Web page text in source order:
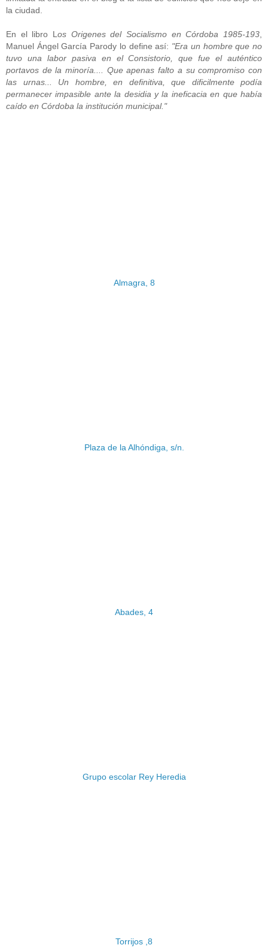
la ciudad.
En el libro L os Origenes del Socialismo en Córdoba 1985-193
Manuel Ángel García Parody lo define así: "Era un hombre que no
tuvo una labor pasiva en el Consistorio, que fue el auténtico
portavos de la minoría.... Que apenas falto a su compromiso con
las urnas... Un hombre, en definitiva, que dificilmente podía
permanecer impasible ante la desidia y la ineficacia en que había
caído en Córdoba la institución municipal."
Almagra, 8
Plaza de la Alhóndiga, s/n.
Abades, 4
Grupo escolar Rey Heredia
Torrijos ,8